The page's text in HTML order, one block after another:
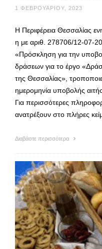
1 ΦΕΒΡΟΥΑΡΊΟΥ, 2023
Η Περιφέρεια Θεσσαλίας
η με αριθ. 278706/12-
«Πρόσκληση για την
δράσεων για το έργο
της Θεσσαλίας»,
ημερομηνία υποβολής
Για περισσότερες
ανατρέξουν στο πλήρες
Διαβάστε περισσότερα